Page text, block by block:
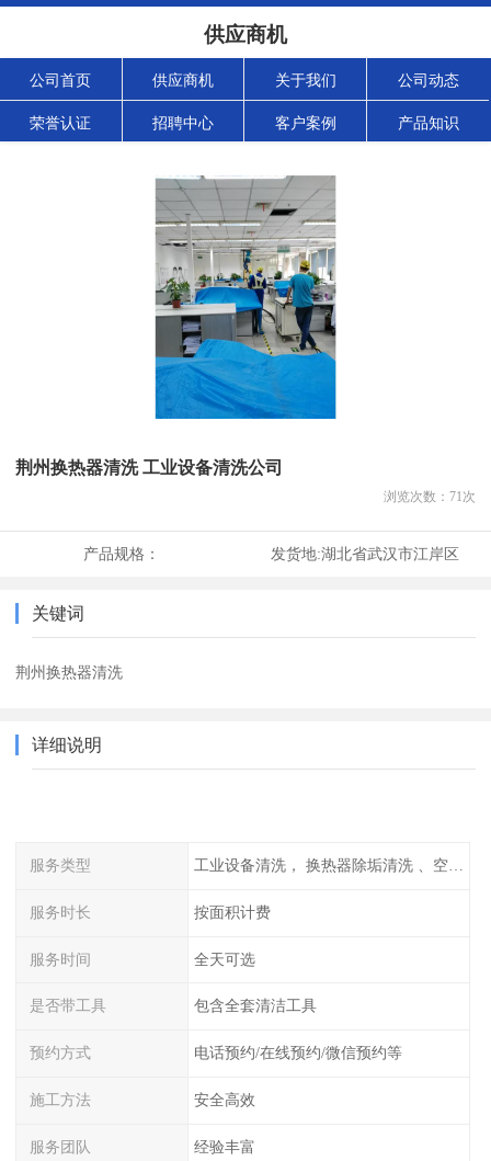
供应商机
公司首页 供应商机 关于我们 公司动态
荣誉认证 招聘中心 客户案例 产品知识
荆州换热器清洗 工业设备清洗公司
浏览次数： 71次
产品规格： 发货地:湖北省武汉市江岸区
关键词
荆州换热器清洗
详细说明
服务类型 工业设备清洗， 换热器除垢清洗 、空调清洗等
服务时长 按面积计费
服务时间 全天可选
是否带工具 包含全套清洁工具
预约方式 电话预约/在线预约/微信预约等
施工方法 安全高效
服务团队 经验丰富